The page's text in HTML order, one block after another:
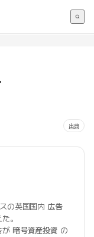
出典
の英国国内 広告
。
が 暗号資産投資 の